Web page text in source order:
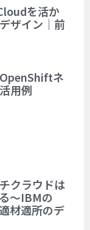
を活か
ザイン｜前
ネ
用例
クラウドは
～IBMの
材適所のデ